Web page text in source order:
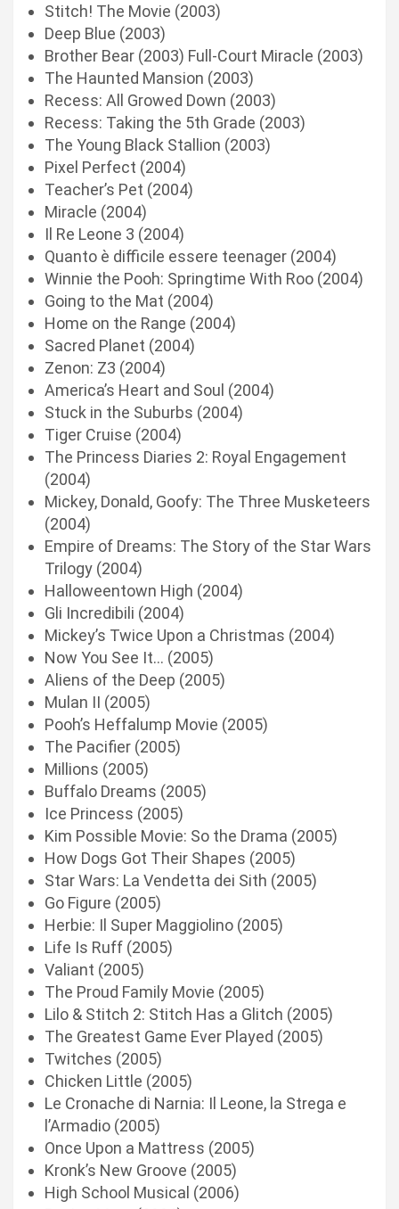
Stitch! The Movie (2003)
Deep Blue (2003)
Brother Bear (2003) Full-Court Miracle (2003)
The Haunted Mansion (2003)
Recess: All Growed Down (2003)
Recess: Taking the 5th Grade (2003)
The Young Black Stallion (2003)
Pixel Perfect (2004)
Teacher’s Pet (2004)
Miracle (2004)
Il Re Leone 3 (2004)
Quanto è difficile essere teenager (2004)
Winnie the Pooh: Springtime With Roo (2004)
Going to the Mat (2004)
Home on the Range (2004)
Sacred Planet (2004)
Zenon: Z3 (2004)
America’s Heart and Soul (2004)
Stuck in the Suburbs (2004)
Tiger Cruise (2004)
The Princess Diaries 2: Royal Engagement
(2004)
Mickey, Donald, Goofy: The Three Musketeers
(2004)
Empire of Dreams: The Story of the Star Wars
Trilogy (2004)
Halloweentown High (2004)
Gli Incredibili (2004)
Mickey’s Twice Upon a Christmas (2004)
Now You See It… (2005)
Aliens of the Deep (2005)
Mulan II (2005)
Pooh’s Heffalump Movie (2005)
The Pacifier (2005)
Millions (2005)
Buffalo Dreams (2005)
Ice Princess (2005)
Kim Possible Movie: So the Drama (2005)
How Dogs Got Their Shapes (2005)
Star Wars: La Vendetta dei Sith (2005)
Go Figure (2005)
Herbie: Il Super Maggiolino (2005)
Life Is Ruff (2005)
Valiant (2005)
The Proud Family Movie (2005)
Lilo & Stitch 2: Stitch Has a Glitch (2005)
The Greatest Game Ever Played (2005)
Twitches (2005)
Chicken Little (2005)
Le Cronache di Narnia: Il Leone, la Strega e
l’Armadio (2005)
Once Upon a Mattress (2005)
Kronk’s New Groove (2005)
High School Musical (2006)